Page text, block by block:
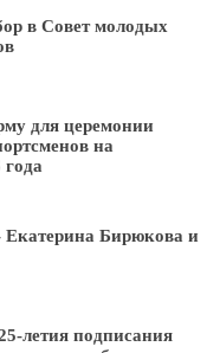
в Совет молодых
для церемонии
на
года
Бирюкова и
летия подписания